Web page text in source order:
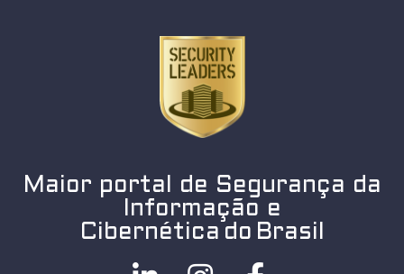
Maior portal de Segurança da
Informação e
Cibernética do Brasil